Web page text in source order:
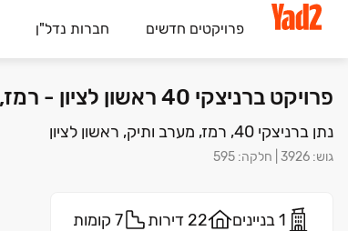
פרויקטים חדשים חברות נדל"ן
פרויקט ברניצקי 40 ראשון לציון - רמז, מערב ותיק, ראשון לציון | מ.י. יזמות לחיזוק והשבחת מבנים בע"מ
נתן ברניצקי 40, רמז, מערב ותיק, ראשון לציון
גוש:
3926 חלקה:
595
1 בניינים 22 דירות 7 קומות